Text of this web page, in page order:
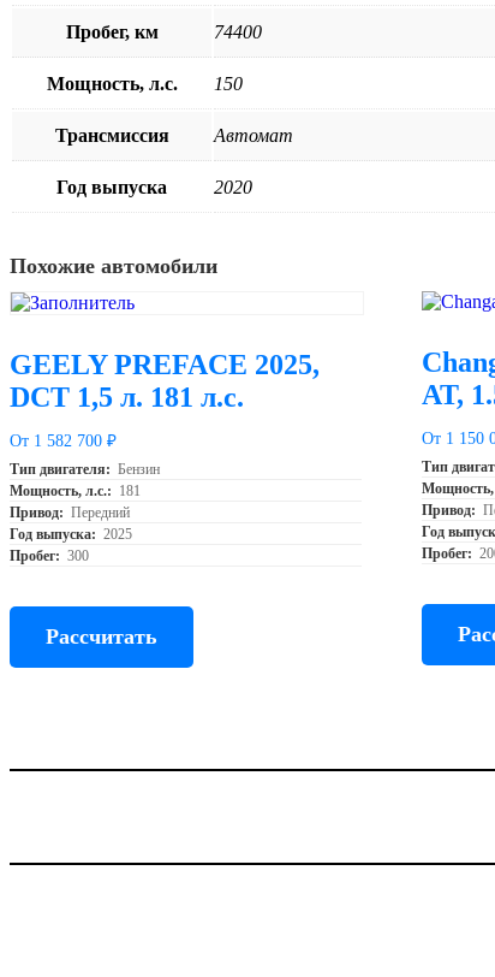
Пробег, км 74400
Мощность, л.с. 150
Трансмиссия Автомат
Год выпуска 2020
Похожие автомобили
GEELY PREFACE 2025,
DCT 1,5 л. 181 л.с.
От 1 582 700 ₽
Тип двигателя: Бензин
Мощность, л.с.: 181
Привод: Передний
Год выпуска: 2025
Пробег: 300
Рассчитать
AT,
От 1 150
Тип
Мощность,
Привод:
Год
Пробег: